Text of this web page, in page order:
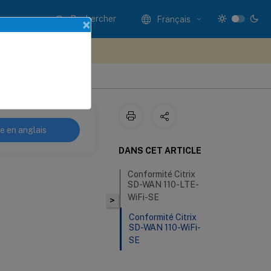
Rechercher Français
en anglais
>
DANS CET ARTICLE
Conformité Citrix
SD-WAN 110-LTE-
WiFi-SE
Conformité Citrix
SD-WAN 110-WiFi-
SE
×